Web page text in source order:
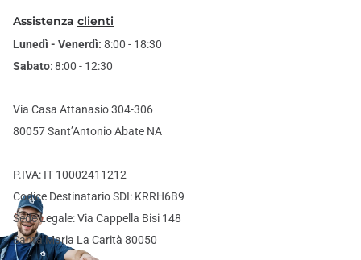
Assistenza clienti
Lunedì - Venerdì: 8:00 - 18:30
Sabato: 8:00 - 12:30
Via Casa Attanasio 304-306
80057 Sant’Antonio Abate NA
P.IVA: IT 10002411212
Codice Destinatario SDI: KRRH6B9
Sede Legale: Via Cappella Bisi 148
Santa Maria La Carità 80050